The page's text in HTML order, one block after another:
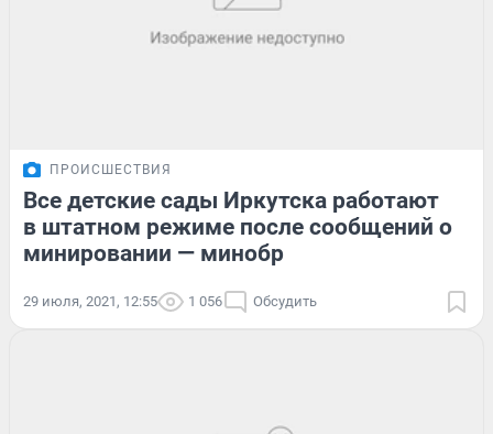
ПРОИСШЕСТВИЯ
Все детские сады Иркутска работают
в штатном режиме после сообщений о
минировании — минобр
29 июля, 2021, 12:55 1 056 Обсудить